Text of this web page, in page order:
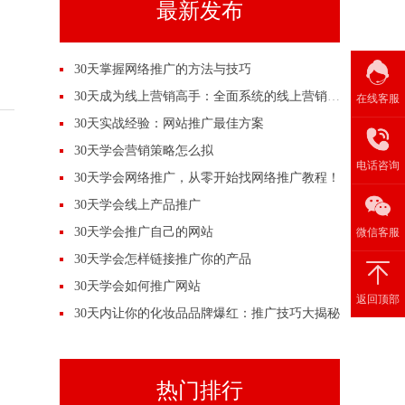
最新发布
30天掌握网络推广的方法与技巧
30天成为线上营销高手：全面系统的线上营销培训
30天实战经验：网站推广最佳方案
30天学会营销策略怎么拟
30天学会网络推广，从零开始找网络推广教程！
30天学会线上产品推广
30天学会推广自己的网站
30天学会怎样链接推广你的产品
30天学会如何推广网站
30天内让你的化妆品品牌爆红：推广技巧大揭秘
热门排行
在线客服
电话咨询
微信客服
返回顶部